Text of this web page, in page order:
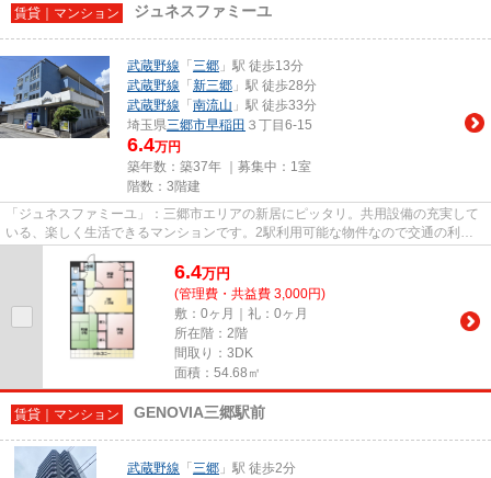
賃貸｜マンション ジュネスファミーユ
武蔵野線 「 三郷 」駅 徒歩13分
武蔵野線 「 新三郷 」駅 徒歩28分
武蔵野線 「 南流山 」駅 徒歩33分
埼玉県三郷市早稲田 ３丁目6-15
6.4万円
築年数：築37年 ｜募集中： 1室
階数：3階建
「ジュネスファミーユ」：三郷市エリアの新居にピッタリ。共用設備の充実して
いる、楽しく生活できるマンションです。2駅利用可能な物件なので交通の利便
性が良いのが魅力です。駅まで...
6.4万円
(管理費・共益費 3,000円)
敷：0ヶ月｜礼：0ヶ月
所在階：2階
間取り：3DK
面積：54.68㎡
賃貸｜マンション GENOVIA三郷駅前
武蔵野線 「 三郷 」駅 徒歩2分